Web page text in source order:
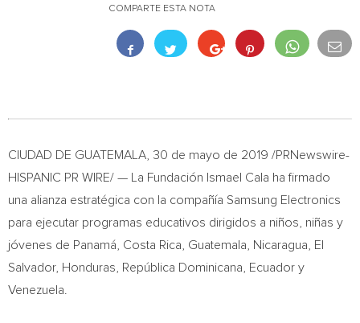
COMPARTE ESTA NOTA
CIUDAD DE GUATEMALA , 30 de mayo de 2019 /PRNewswire-
HISPANIC PR WIRE/ — La Fundación Ismael Cala ha firmado
una alianza estratégica con la compañía Samsung Electronics
para ejecutar programas educativos dirigidos a niños, niñas y
jóvenes de Panamá, Costa Rica Guatemala Nicaragua
El
Salvador, Honduras , República Dominicana, Ecuador y
Venezuela